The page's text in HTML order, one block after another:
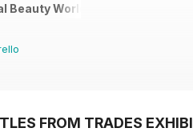
Beauty World Spa & Wellness
FROM TRADES